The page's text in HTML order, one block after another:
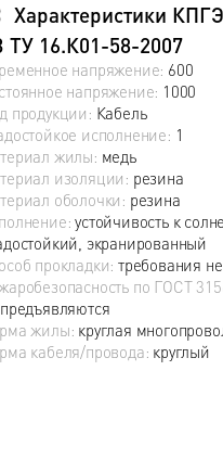
Характеристики
ТУ 16.К01-58-2007
напряжение: 600
напряжение: 1000
продукции: Кабель
исполнение: 1
жилы: медь
изоляции: резина
оболочки: резина
устойчивость к
экранированный
прокладки: требования
по ГОСТ
жилы: круглая
кабеля/провода: круглый